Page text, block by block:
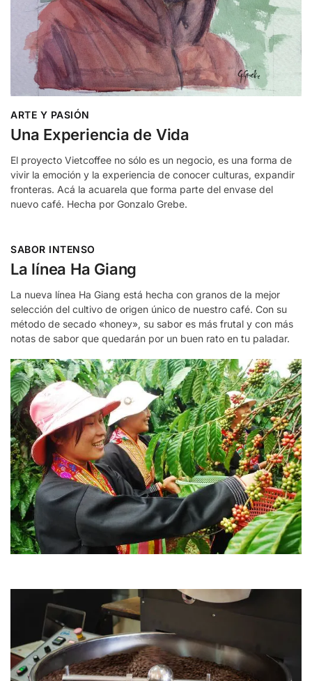
ARTE Y PASIÓN
Una Experiencia de Vida
El proyecto Vietcoffee no sólo es un negocio, es una forma de
vivir la emoción y la experiencia de conocer culturas, expandir
fronteras. Acá la acuarela que forma parte del envase del
nuevo café. Hecha por Gonzalo Grebe.
SABOR INTENSO
La línea Ha Giang
La nueva línea Ha Giang está hecha con granos de la mejor
selección del cultivo de origen único de nuestro café. Con su
método de secado «honey», su sabor es más frutal y con más
notas de sabor que quedarán por un buen rato en tu paladar.